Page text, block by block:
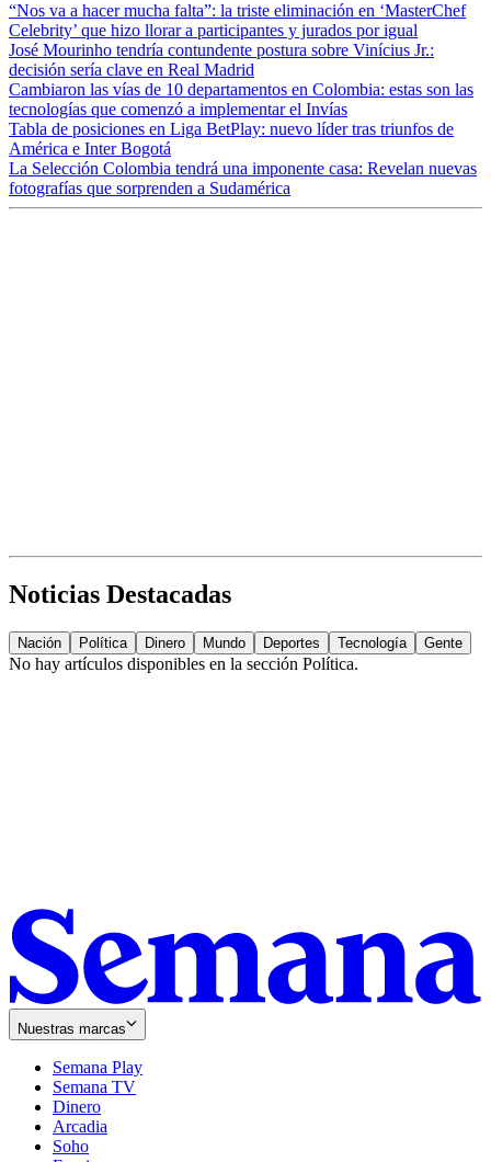
“Nos va a hacer mucha falta”: la triste eliminación en ‘MasterChef
Celebrity’ que hizo llorar a participantes y jurados por igual
José Mourinho tendría contundente postura sobre Vinícius Jr.:
decisión sería clave en Real Madrid
Cambiaron las vías de 10 departamentos en Colombia: estas son las
tecnologías que comenzó a implementar el Invías
Tabla de posiciones en Liga BetPlay: nuevo líder tras triunfos de
América e Inter Bogotá
La Selección Colombia tendrá una imponente casa: Revelan nuevas
fotografías que sorprenden a Sudamérica
Noticias Destacadas
Nación Política Dinero Mundo Deportes Tecnología Gente
No hay artículos disponibles en la sección Política.
Nuestras marcas
Semana Play
Semana TV
Dinero
Arcadia
Soho